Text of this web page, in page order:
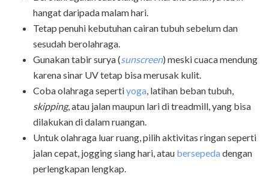
hangat daripada malam hari.
Tetap penuhi kebutuhan cairan tubuh sebelum dan
sesudah berolahraga.
Gunakan tabir surya (sunscreen) meski cuaca mendung
karena sinar UV tetap bisa merusak kulit.
Coba olahraga sepertiyoga , latihan beban tubuh,
skipping, atau jalan maupun lari di treadmill, yang bisa
dilakukan di dalam ruangan.
Untuk olahraga luar ruang, pilih aktivitas ringan seperti
jalan cepat, jogging siang hari, atau bersepedadengan
perlengkapan lengkap.